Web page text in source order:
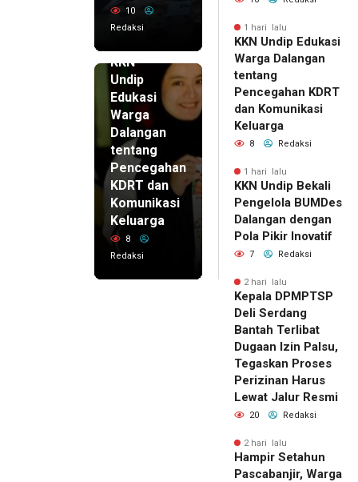
10
Redaksi
KKN
Undip
Edukasi
Warga
Dalangan
tentang
Pencegahan
KDRT dan
Komunikasi
Keluarga
8
Redaksi
1 hari lalu
KKN Undip Edukasi
Warga Dalangan
tentang
Pencegahan KDRT
dan Komunikasi
Keluarga
8 Redaksi
1 hari lalu
KKN Undip Bekali
Pengelola BUMDes
Dalangan dengan
Pola Pikir Inovatif
7 Redaksi
2 hari lalu
Kepala DPMPTSP
Deli Serdang
Bantah Terlibat
Dugaan Izin Palsu,
Tegaskan Proses
Perizinan Harus
Lewat Jalur Resmi
20 Redaksi
2 hari lalu
Hampir Setahun
Pascabanjir, Warga